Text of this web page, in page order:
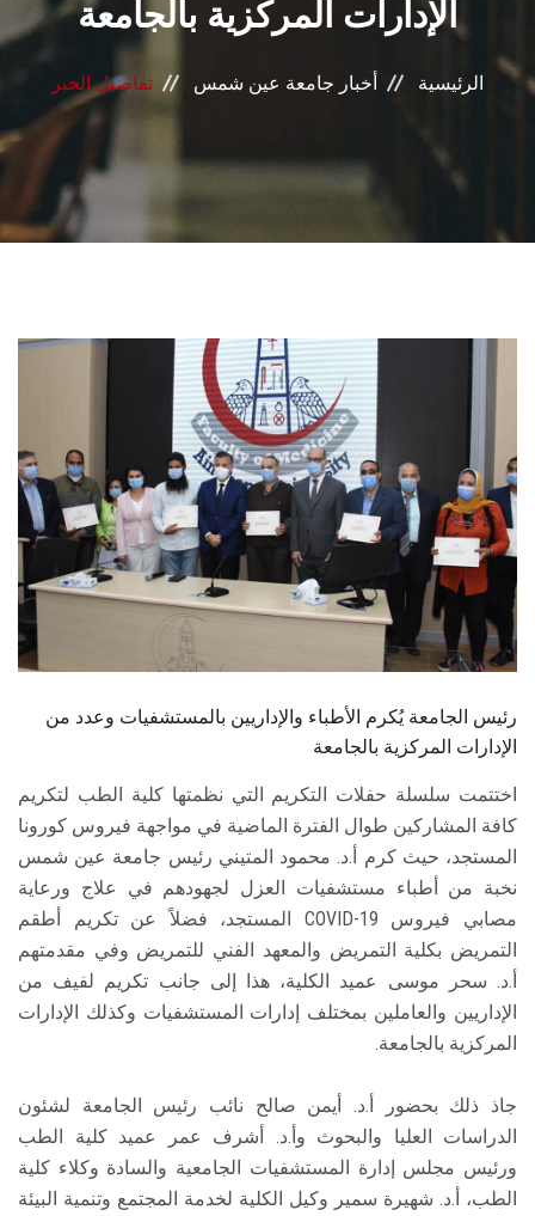
المراكز والوحدات
الأنظمة الذكية
هيئة التدريس
الدراسات العليا
الخريجين
الموظفون
الزائـرون
سجل الان
الإدارات المركزية بالجامعة
الرئيسية أخبار جامعة عين شمس تفاصيل الخبر
رئيس الجامعة يُكرم الأطباء والإداريين بالمستشفيات وعدد من
الإدارات المركزية بالجامعة
اختتمت سلسلة حفلات التكريم التي نظمتها كلية الطب لتكريم
كافة المشاركين طوال الفترة الماضية في مواجهة فيروس كورونا
المستجد، حيث كرم أ.د. محمود المتيني رئيس جامعة عين شمس
نخبة من أطباء مستشفيات العزل لجهودهم في علاج ورعاية
مصابي فيروس COVID-19 المستجد، فضلاً عن تكريم أطقم
التمريض بكلية التمريض والمعهد الفني للتمريض وفي مقدمتهم
أ.د. سحر موسى عميد الكلية، هذا إلى جانب تكريم لفيف من
الإداريين والعاملين بمختلف إدارات المستشفيات وكذلك الإدارات
المركزية بالجامعة.
جاذ ذلك بحضور أ.د. أيمن صالح نائب رئيس الجامعة لشئون
الدراسات العليا والبحوث وأ.د. أشرف عمر عميد كلية الطب
ورئيس مجلس إدارة المستشفيات الجامعية والسادة وكلاء كلية
الطب، أ.د. شهيرة سمير وكيل الكلية لخدمة المجتمع وتنمية البيئة